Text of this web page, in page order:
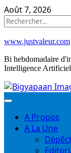
Skip
to
Août 7, 2026
Rechercher :
www.justvaleur.com
Bi hebdomadaire
Intelligence
A Propos
A La Une